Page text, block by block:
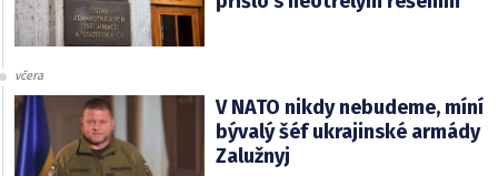
včera
V NATO nikdy nebudeme, míní
bývalý šéf ukrajinské armády
Zalužnyj